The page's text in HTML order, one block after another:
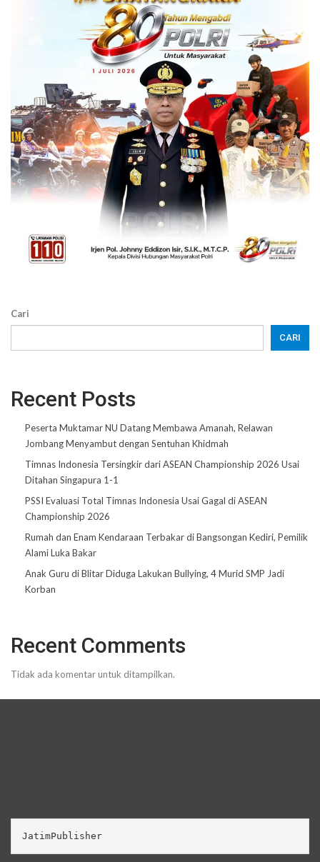
Cari
CARI
Recent Posts
Peserta Muktamar NU Datang Membawa Amanah, Relawan
Jombang Menyambut dengan Sentuhan Khidmah
Timnas Indonesia Tersingkir dari ASEAN Championship 2026 Usai
Ditahan Singapura 1-1
PSSI Evaluasi Total Timnas Indonesia Usai Gagal di ASEAN
Championship 2026
Rumah dan Enam Kendaraan Terbakar di Bangsongan Kediri, Pemilik
Alami Luka Bakar
Anak Guru di Blitar Diduga Lakukan Bullying, 4 Murid SMP Jadi
Korban
Recent Comments
Tidak ada komentar untuk ditampilkan.
JatimPublisher